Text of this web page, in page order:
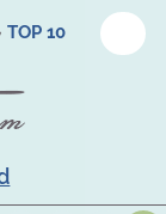
TOP 10